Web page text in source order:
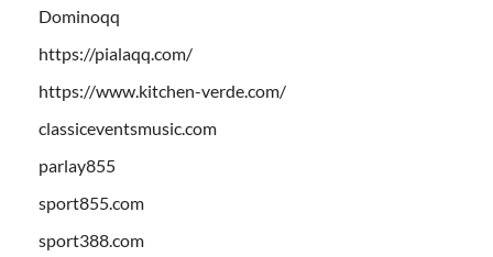
Dominoqq
https://pialaqq.com/
https://www.kitchen-verde.com/
classiceventsmusic.com
parlay855
sport855.com
sport388.com